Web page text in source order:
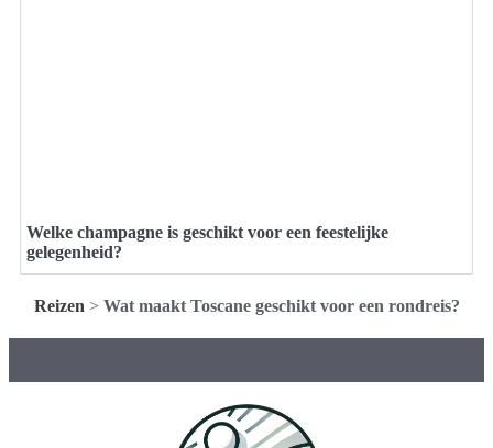
Welke champagne is geschikt voor een feestelijke
gelegenheid?
Reizen > Wat maakt Toscane geschikt voor een rondreis?